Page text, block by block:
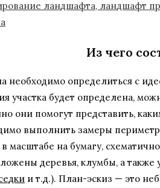
Из чего
необходимо определиться с
участка будет определена,
они помогут представить,
выполнить замеры
масштабе на бумагу,
деревья, клумбы, а
и т.д.). План-эскиз — это